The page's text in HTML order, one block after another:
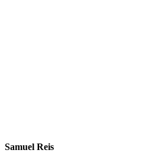
Samuel Reis